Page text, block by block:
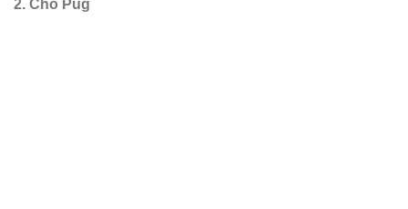
2. Chó Pug